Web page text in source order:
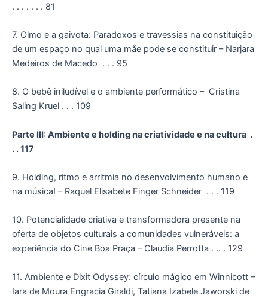
. . . . . . . 81
7. Olmo e a gaivota: Paradoxos e travessias na constituição
de um espaço no qual uma mãe pode se constituir – Narjara
Medeiros de Macedo . . . 95
8. O bebê iniludível e o ambiente performático – Cristina
Saling Kruel . . . 109
Parte III: Ambiente e holding na criatividade e na cultura .
. . 117
9. Holding, ritmo e arritmia no desenvolvimento humano e
na música! – Raquel Elisabete Finger Schneider . . . 119
10. Potencialidade criativa e transformadora presente na
oferta de objetos culturais a comunidades vulneráveis: a
experiência do Cine Boa Praça – Claudia Perrotta . .. . 129
11. Ambiente e Dixit Odyssey: círculo mágico em Winnicott –
Iara de Moura Engracia Giraldi, Tatiana Izabele Jaworski de